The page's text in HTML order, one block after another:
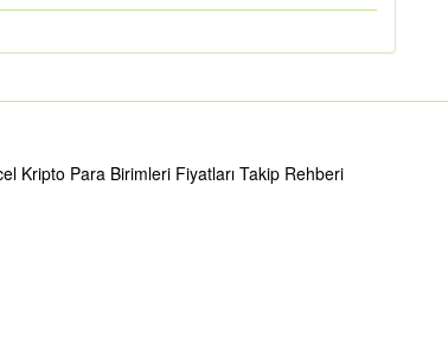
Kripto Para Birimleri Fiyatları Takip Rehberi